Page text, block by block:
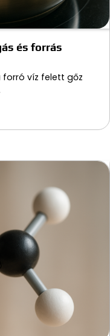
és forrás
víz felett gőz